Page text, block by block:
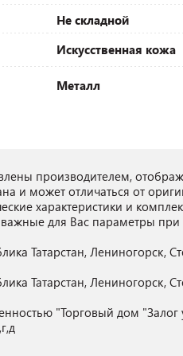
Не складной
Искусственная кожа
Металл
производителем,
и может отличаться от
характеристики и
для Вас параметры при
Татарстан, Лениногорск,
Татарстан, Лениногорск,
"Торговый дом "Залог